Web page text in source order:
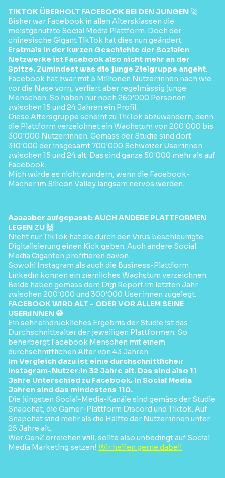
TIKTOK ÜBERHOLT FACEBOOK BEI DEN JUNGEN 🚀
Bisher war Facebook in allen Altersklassen die
meistgenutzte Social Media Plattform. Doch der
chinesische Gigant TikTok hat dies nun geändert.
Erstmals in der kurzen Geschichte der Sozialen
Netzwerke ist Facebook also nicht mehr an der
Spitze. Zumindest was die junge Zielgruppe angeht.
Facebook hat zwar mit 3 Millionen Nutzer:innen nach wie
vor die Nase vorn, verliert aber regelmässig junge
Menschen. So haben nur noch 260'000 Personen
zwischen 15 und 24 Jahren ein Profil.
Diese Altersgruppe scheint zu TikTok abzuwandern, denn
die Plattform verzeichnet ein Wachstum von 200'000 bis
300'000 Nutzer:innen. Gemäss der Studie sind dort
310'000 der insgesamt 700'000 Schweizer User:innen
zwischen 15 und 24 alt. Das sind ganze 50'000 mehr als auf
Facebook.
Mich würde es nicht wundern, wenn die Facebook-
Macher im Silicon Valley langsam nervös werden.
Aaaaaber aufgepasst: AUCH ANDERE PLATTFORMEN
LEGEN ZU 🙌
Nicht nur TikTok hat die durch den Virus beschleunigte
Digitalisierung einen Kick geben. Auch andere Social
Media Giganten profitieren davon.
Sowohl Instagram als auch die Business-Plattform
Linkedin können ein ziemliches Wachstum verzeichnen.
Beide haben gemäss dem Digi Report im letzten Jahr
zwischen 200'000 und 300'000 User:innen zugelegt.
FACEBOOK WIRD ALT - ODER VOR ALLEM SEINE
USER:INNEN 😅
Ein sehr eindrückliches Ergebnis der Studie ist das
Durchschnittsalter der jeweiligen Plattformen. So
beherbergt Facebook Menschen mit einem
durchschnittlichen Alter von 43 Jahren.
Im Vergleich dazu ist ein:e durchschnittliche:r
Instagram-Nutzer:in 32 Jahre alt. Das sind also 11
Jahre Unterschied zu Facebook. In Social Media
Jahren sind das mindestens 110.
Die jüngsten Social-Media-Kanäle sind gemäss der Studie
Snapchat, die Gamer-Plattform Discord und Tiktok. Auf
Snapchat sind mehr als die Hälfte der Nutzer:innen unter
25 Jahre alt.
Wer GenZ erreichen will, sollte also unbedingt auf Social
Media Marketing setzen! Wir helfen gerne dabei!